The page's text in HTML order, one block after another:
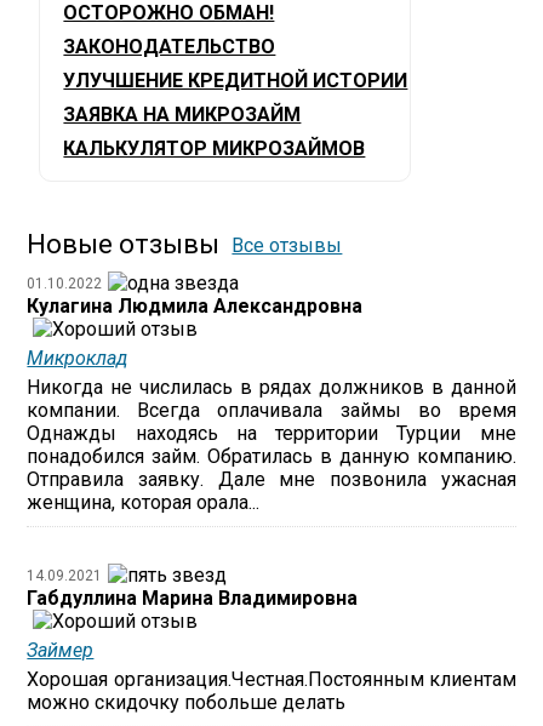
ОСТОРОЖНО ОБМАН!
ЗАКОНОДАТЕЛЬСТВО
УЛУЧШЕНИЕ КРЕДИТНОЙ ИСТОРИИ
ЗАЯВКА НА МИКРОЗАЙМ
КАЛЬКУЛЯТОР МИКРОЗАЙМОВ
Новые отзывы Все отзывы
01.10.2022
Кулагина Людмила Александровна
Микроклад
Никогда не числилась в рядах должников в данной
компании. Всегда оплачивала займы во время
Однажды находясь на территории Турции мне
понадобился займ. Обратилась в данную компанию.
Отправила заявку. Дале мне позвонила ужасная
женщина, которая орала...
14.09.2021
Габдуллина Марина Владимировна
Займер
Хорошая организация.Честная.Постоянным клиентам
можно скидочку побольше делать